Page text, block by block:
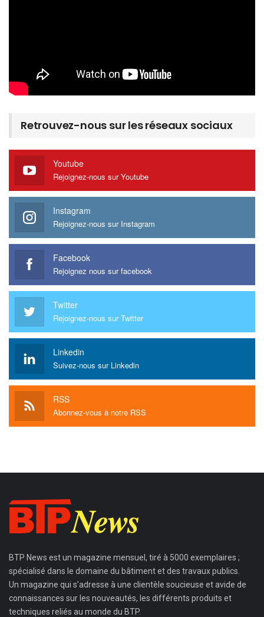
Retrouvez-nous sur les réseaux sociaux
Youtube
Rejoignez-nous sur Youtube
Instagram
Rejoignez-nous sur Instagram
Facebook
Rejoignez nous sur facebook
Twitter
Rejoignez-nous sur Twitter
Linkedin
Suivez-nous sur Linkedin
RSS
Abonnez-vous à notre RSS
BTP News est un magazine mensuel, tiré à 5000 exemplaires ;
spécialisé dans le domaine du bâtiment et des travaux publics.
Un magazine qui s’adresse à une clientèle soucieuse et avide de
connaissances sur les nouveautés, les différents produits et
techniques reliés au monde du BTP.